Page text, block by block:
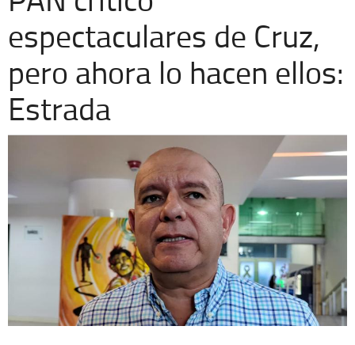
Economía
Espectáculos
Deportes
Extra +
espectaculares de Cruz,
pero ahora lo hacen ellos:
Estrada